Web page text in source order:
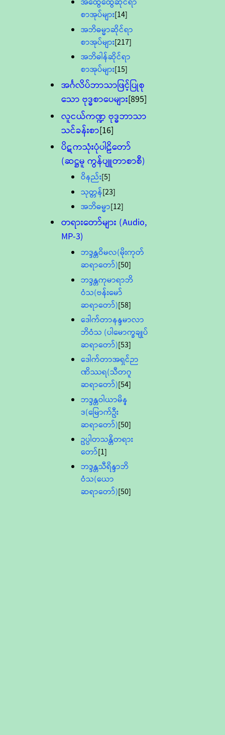
စာအုပ်များ[14]
အဘိဓမ္မာဆိုင်ရာ
စာအုပ်များ[217]
အဘိဓါန်ဆိုင်ရာ
စာအုပ်များ[15]
အင်္ဂလိပ်ဘာသာဖြင့်ပြုစု
သော ဗုဒ္ဓစာပေများ[895]
လူငယ်ကဏ္ဍ ဗုဒ္ဓဘာသာ
သင်ခန်းစာ[16]
ပိဋကသုံးပုံပါဠိတော်
(ဆဋ္ဌမူ ကွန်ပျူတာစာစီ)
ဝိနည်း[5]
သုတ္တန်[23]
အဘိဓမ္မာ[12]
တရားတော်များ (Audio,
MP-3)
ဘဒ္ဒန္တဝိမလ(မိုးကုတ်
ဆရာတော်)[50]
ဘဒ္ဒန္တကုမာရာဘိ
ဝံသ(ဗန်းမော်
ဆရာတော်)[58]
ဒေါက်တာနန္ဒမာလာ
ဘိဝံသ (ပါမောက္ခချုပ်
ဆရာတော်)[53]
ဒေါက်တာအရှင်ဉာ
ဏိဿရ(သီတဂူ
ဆရာတော်)[54]
ဘဒ္ဒန္တဝါယာမိန္
ဒ(မြောက်ဦး
ဆရာတော်)[50]
ဥပ္ပါတသန္တိတရား
တော်[1]
ဘဒ္ဒန္တသီရိန္ဒာဘိ
ဝံသ(ယော
ဆရာတော်)[50]